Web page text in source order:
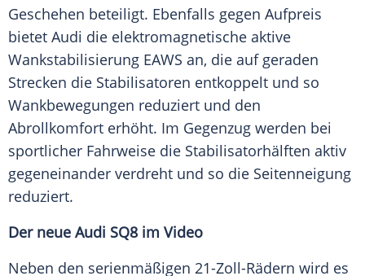
Geschehen beteiligt. Ebenfalls gegen Aufpreis
bietet Audi die elektromagnetische aktive
Wankstabilisierung EAWS an, die auf geraden
Strecken die Stabilisatoren entkoppelt und so
Wankbewegungen reduziert und den
Abrollkomfort erhöht. Im Gegenzug werden bei
sportlicher Fahrweise die Stabilisatorhälften aktiv
gegeneinander verdreht und so die Seitenneigung
reduziert.
Der neue Audi SQ8 im Video
Neben den serienmäßigen 21-Zoll-Rädern wird es